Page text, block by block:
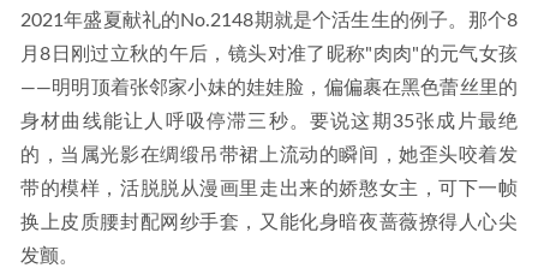
2021年盛夏献礼的No.2148期就是个活生生的例子。那个8
月8日刚过立秋的午后，镜头对准了昵称"肉肉"的元气女孩
——明明顶着张邻家小妹的娃娃脸，偏偏裹在黑色蕾丝里的
身材曲线能让人呼吸停滞三秒。要说这期35张成片最绝
的，当属光影在绸缎吊带裙上流动的瞬间，她歪头咬着发
带的模样，活脱脱从漫画里走出来的娇憨女主，可下一帧
换上皮质腰封配网纱手套，又能化身暗夜蔷薇撩得人心尖
发颤。